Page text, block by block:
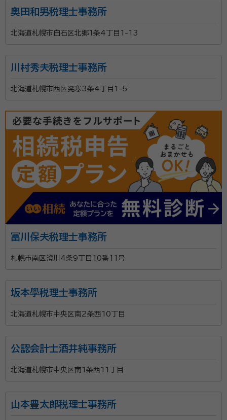
奥田和男税理士事務所
北海道札幌市白石区北郷1条4丁目1-13
川村秀夫税理士事務所
北海道札幌市西区発寒3条4丁目1-5
冨川保夫税理士事務所
札幌市南区澄川4条9丁目10番11号
坂本學税理士事務所
北海道札幌市中央区南2条西10丁目
公認会計士酒井純事務所
北海道札幌市中央区南1条西11丁目
山本豊太郎税理士事務所